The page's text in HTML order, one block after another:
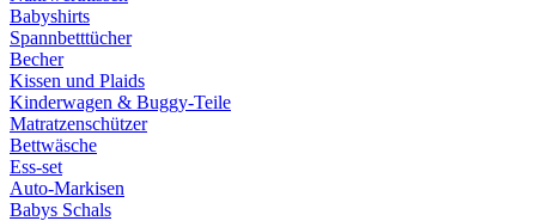
Babyshirts
Spannbetttücher
Becher
Kissen und Plaids
Kinderwagen & Buggy-Teile
Matratzenschützer
Bettwäsche
Ess-set
Auto-Markisen
Babys Schals